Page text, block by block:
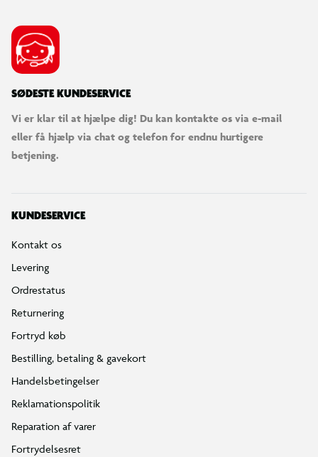
SØDESTE KUNDESERVICE
Vi er klar til at hjælpe dig! Du kan kontakte os via e-mail
eller få hjælp via chat og telefon for endnu hurtigere
betjening.
KUNDESERVICE
Kontakt os
Levering
Ordrestatus
Returnering
Fortryd køb
Bestilling, betaling & gavekort
Handelsbetingelser
Reklamationspolitik
Reparation af varer
Fortrydelsesret